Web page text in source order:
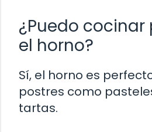
¿Puedo cocinar
el horno?
Sí, el horno es
postres como
tartas.